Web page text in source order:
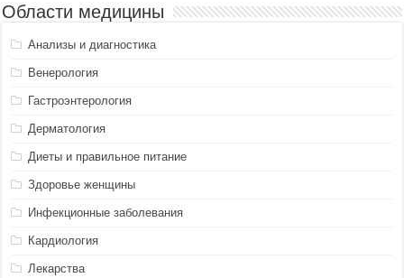
Области медицины
Анализы и диагностика
Венерология
Гастроэнтерология
Дерматология
Диеты и правильное питание
Здоровье женщины
Инфекционные заболевания
Кардиология
Лекарства